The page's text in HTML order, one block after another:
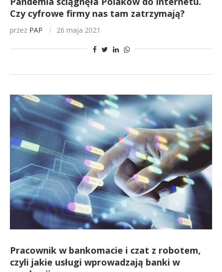
Czy cyfrowe firmy nas tam zatrzymają?
przez PAP 26 maja 2021
Pracownik w bankomacie i czat z robotem,
czyli jakie usługi wprowadzają banki w